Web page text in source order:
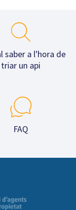
saber a l'hora de
triar un api
FAQ